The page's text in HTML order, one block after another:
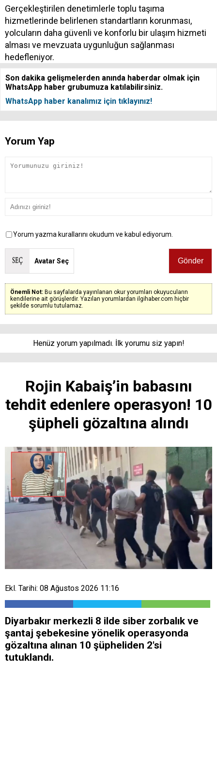
Gerçekleştirilen denetimlerle toplu taşıma
hizmetlerinde belirlenen standartların korunması,
yolcuların daha güvenli ve konforlu bir ulaşım hizmeti
alması ve mevzuata uygunluğun sağlanması
hedefleniyor.
Son dakika gelişmelerden anında haberdar olmak için
WhatsApp haber grubumuza katılabilirsiniz.
WhatsApp haber kanalımız için tıklayınız!
Yorum Yap
Yorum yazma kurallarını okudum ve kabul ediyorum.
Avatar Seç
Önemli Not: Bu sayfalarda yayınlanan okur yorumları okuyucuların
kendilerine ait görüşlerdir. Yazılan yorumlardan ilgihaber.com hiçbir
şekilde sorumlu tutulamaz.
Henüz yorum yapılmadı. İlk yorumu siz yapın!
Rojin Kabaiş’in babasını
tehdit edenlere operasyon! 10
şüpheli gözaltına alındı
Ekl. Tarihi: 08 Ağustos 2026 11:16
Diyarbakır merkezli 8 ilde siber zorbalık ve
şantaj şebekesine yönelik operasyonda
gözaltına alınan 10 şüpheliden 2'si
tutuklandı.